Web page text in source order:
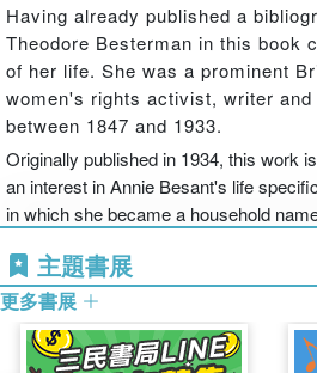
Having already published a
Theodore Besterman in this book
of her life. She was a prominent
women's rights activist, writer
between 1847 and 1933.
Originally published in 1934, this work
an interest in Annie Besant's life
in which she became a household
主題書展
更多書展